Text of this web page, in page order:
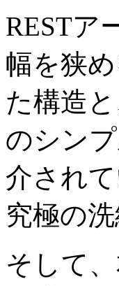
RESTア
幅を狭
た構造
のシン
介され
究極の
そして